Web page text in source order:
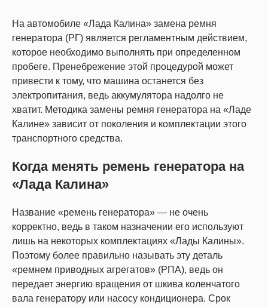
На автомобиле «Лада Калина» замена ремня
генератора (РГ) является регламентным действием,
которое необходимо выполнять при определенном
пробеге. Пренебрежение этой процедурой может
привести к тому, что машина останется без
электропитания, ведь аккумулятора надолго не
хватит. Методика замены ремня генератора на «Ладе
Калине» зависит от поколения и комплектации этого
транспортного средства.
Когда менять ремень генератора на
«Лада Калина»
Название «ремень генератора» — не очень
корректно, ведь в таком назначении его используют
лишь на некоторых комплектациях «Лады Калины».
Поэтому более правильно называть эту деталь
«ремнем приводных агрегатов» (РПА), ведь он
передает энергию вращения от шкива коленчатого
вала генератору или насосу кондиционера. Срок